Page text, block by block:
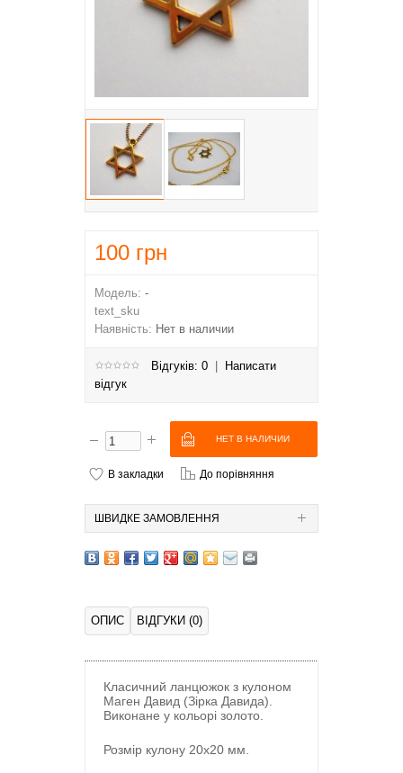
100 грн
Модель: -
text_sku
Наявність: Нет в наличии
Відгуків: 0
Написати
відгук
В закладки До порівняння
ШВИДКЕ ЗАМОВЛЕННЯ
ОПИС ВІДГУКИ (0)
Класичний ланцюжок з кулоном
Маген Давид (Зірка Давида).
Виконане у кольорі золото.
Розмір кулону 20х20 мм.